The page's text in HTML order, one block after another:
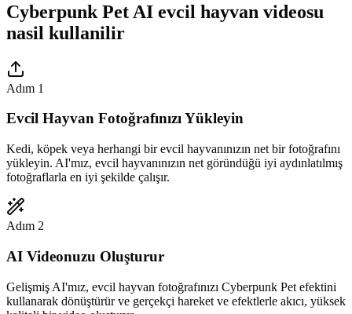
Cyberpunk Pet AI evcil hayvan videosu
nasil kullanilir
Adım 1
Evcil Hayvan Fotoğrafınızı Yükleyin
Kedi, köpek veya herhangi bir evcil hayvanınızın net bir fotoğrafını
yükleyin. AI'mız, evcil hayvanınızın net göründüğü iyi aydınlatılmış
fotoğraflarla en iyi şekilde çalışır.
Adım 2
AI Videonuzu Oluşturur
Gelişmiş AI'mız, evcil hayvan fotoğrafınızı Cyberpunk Pet efektini
kullanarak dönüştürür ve gerçekçi hareket ve efektlerle akıcı, yüksek